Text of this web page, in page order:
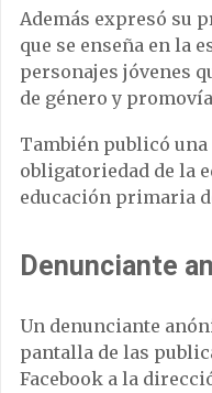
Además expresó su
que se enseña en la
personajes jóvenes
de género y
También publicó
obligatoriedad de la
educación primaria
Denunciante
Un denunciante
pantalla de las
Facebook a la